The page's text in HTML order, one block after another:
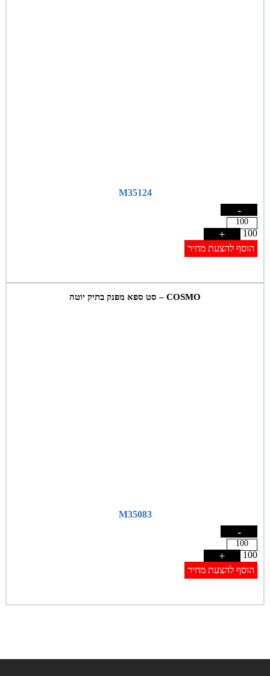
M35124
-
100
+
הוסף להצעת מחיר
COSMO – סט ספא מפנק בתיק יוטה
M35083
-
100
+
הוסף להצעת מחיר